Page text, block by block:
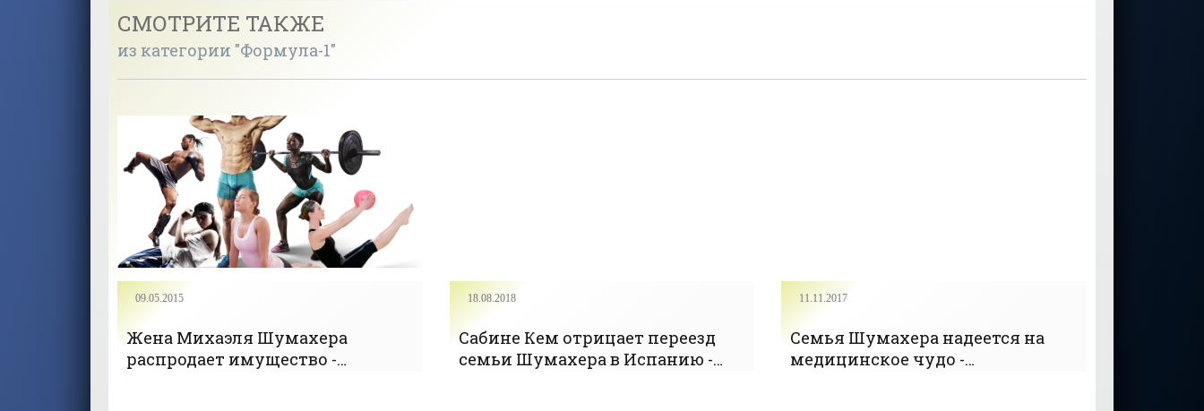
СМОТРИТЕ ТАКЖЕ
из категории "Формула-1"
09.05.2015
Жена Михаэля Шумахера
распродает имущество -
18.08.2018
Сабине Кем отрицает переезд
семьи Шумахера в Испанию -
11.11.2017
Семья Шумахера надеется на
медицинское чудо -